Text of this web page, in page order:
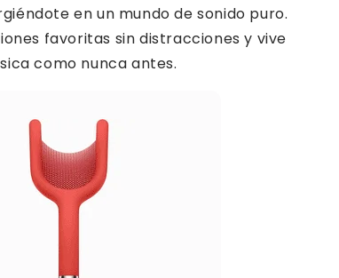
en un mundo de sonido puro.
favoritas sin distracciones y vive
como nunca antes.